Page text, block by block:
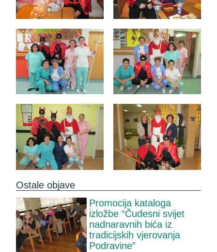
Ostale objave
Promocija kataloga
izložbe “Čudesni svijet
nadnaravnih bića iz
tradicijskih vjerovanja
Podravine”